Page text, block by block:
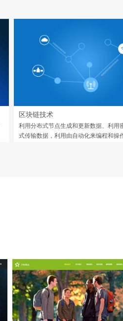
区块链技术
利用分布式节点生成和更新数据、利用
式传输数据，利用由自动化来编程和操